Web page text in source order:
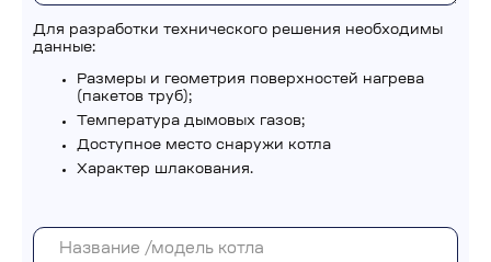
Для разработки технического решения необходимы
данные:
Размеры и геометрия поверхностей нагрева
(пакетов труб);
Температура дымовых газов;
Доступное место снаружи котла
Характер шлакования.